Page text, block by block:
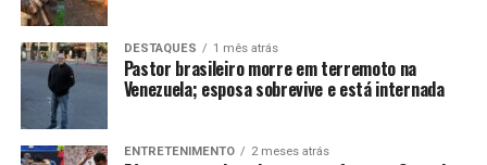
DESTAQUES 1 mês atrás
Pastor brasileiro morre em terremoto na
Venezuela; esposa sobrevive e está internada
ENTRETENIMENTO 2 meses atrás